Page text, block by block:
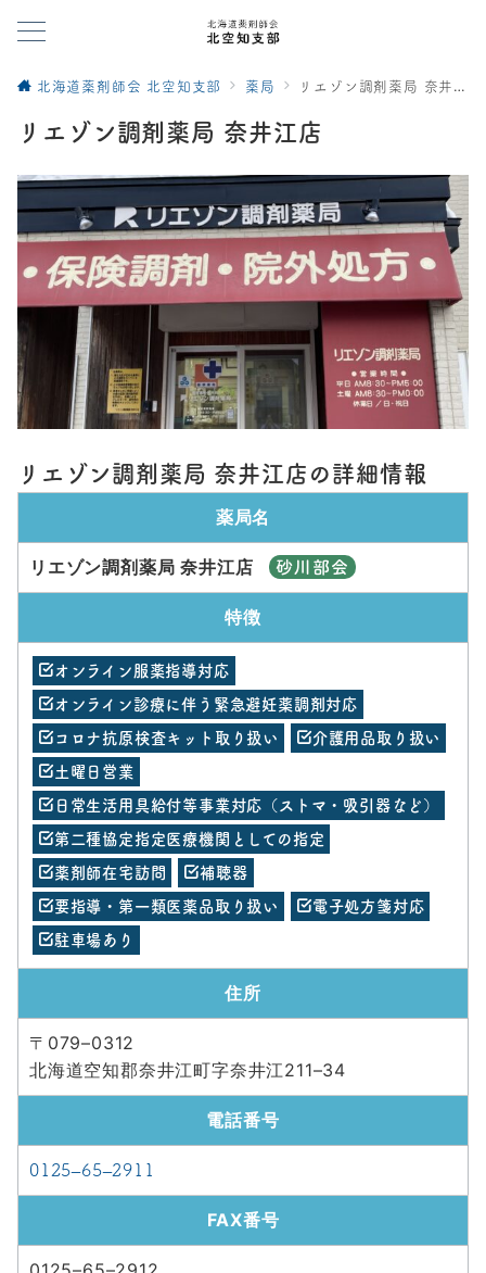
北海道薬剤師会 北空知支部 薬局 リエゾン調剤薬局 奈井江店
リエゾン調剤薬局 奈井江店
リエゾン調剤薬局 奈井江店 の詳細情報
薬局名
リエゾン調剤薬局 奈井江店 砂川部会
特徴
オンライン服薬指導対応
オンライン診療に伴う緊急避妊薬調剤対応
コロナ抗原検査キット取り扱い 介護用品取り扱い
土曜日営業
日常生活用具給付等事業対応（ストマ・吸引器など）
第二種協定指定医療機関としての指定
薬剤師在宅訪問 補聴器
要指導・第一類医薬品取り扱い 電子処方箋対応
駐車場あり
住所
〒079–0312
北海道空知郡奈井江町字奈井江211–34
電話番号
0125–65–2911
FAX番号